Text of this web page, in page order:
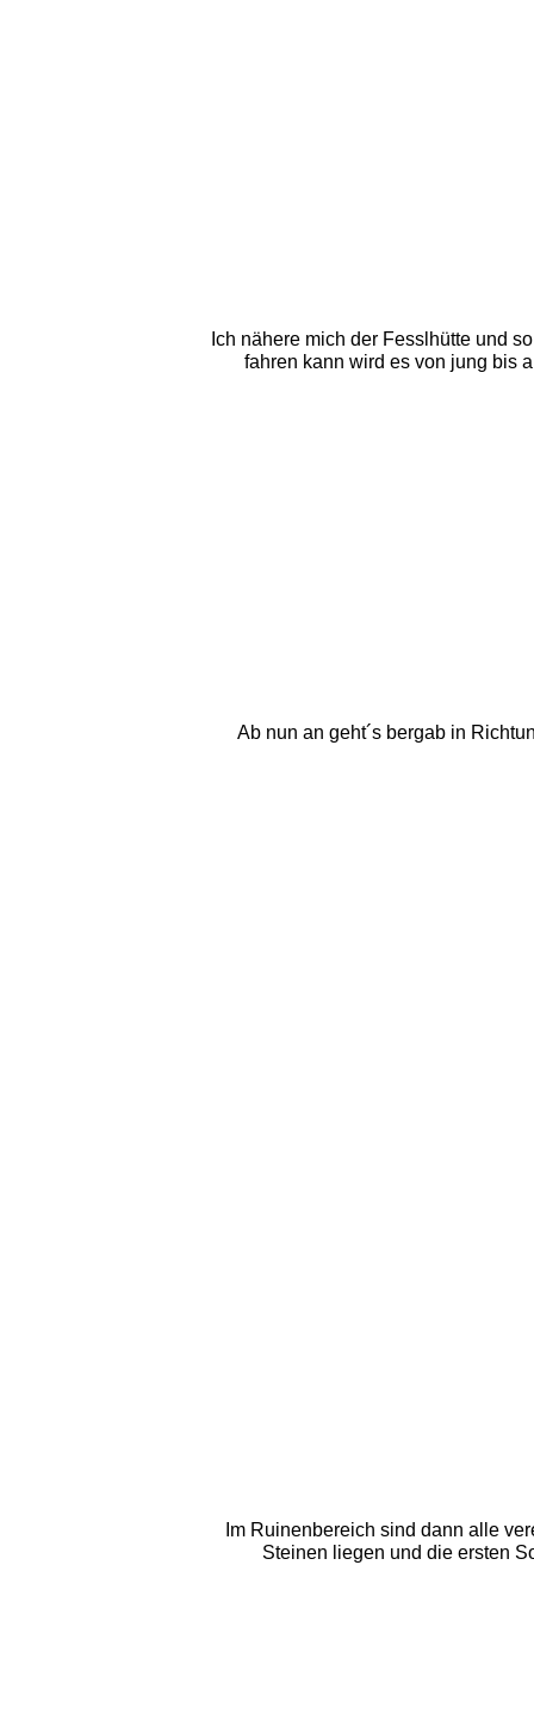
Ich nähere mich der Fesslhütte und
fahren kann wird es von jung bis
Ab nun an geht´s bergab in
Im Ruinenbereich sind dann alle
Steinen liegen und die ersten